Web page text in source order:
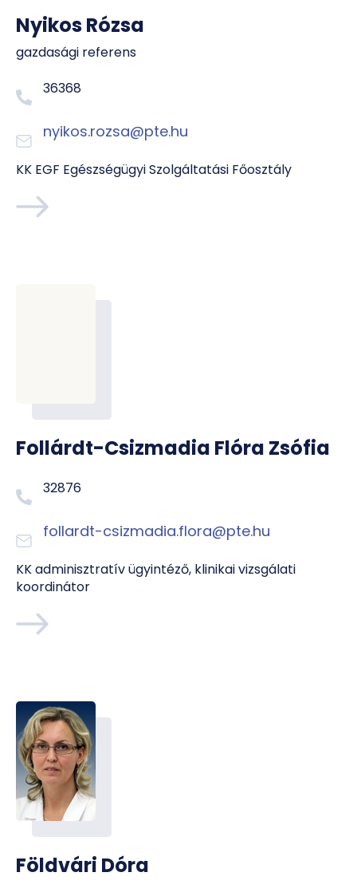
Nyikos Rózsa
gazdasági referens
36368
nyikos.rozsa@pte.hu
KK EGF Egészségügyi Szolgáltatási Főosztály
Follárdt-Csizmadia Flóra Zsófia
32876
follardt-csizmadia.flora@pte.hu
KK adminisztratív ügyintéző, klinikai vizsgálati
koordinátor
Földvári Dóra